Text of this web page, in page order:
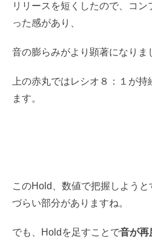
リリースを短くしたので、コ
った感があり、
音の膨らみがより顕著になりま
上の赤丸ではレシオ８：１が
ます。
このHold、数値で把握しようと
づらい部分がありますね。
でも、Holdを足すことで音が再